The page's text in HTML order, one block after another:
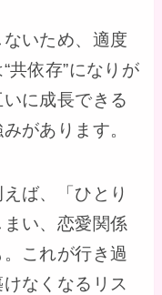
いため、適度
共依存”になりが
に成長できる
があります。
ば、「ひとり
い、恋愛関係
これが行き過
なくなるリス